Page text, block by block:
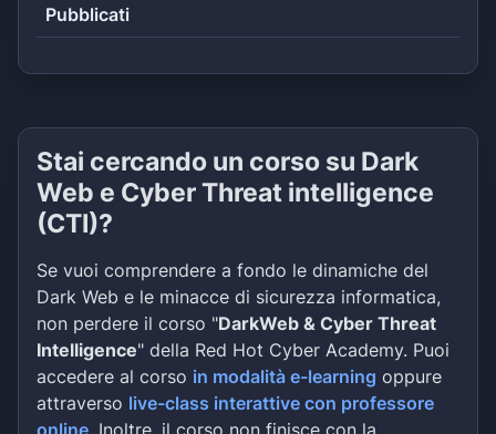
Pubblicati
Stai cercando un corso su Dark
Web e Cyber Threat intelligence
(CTI)?
Se vuoi comprendere a fondo le dinamiche del
Dark Web e le minacce di sicurezza informatica,
non perdere il corso "DarkWeb & Cyber Threat
Intelligence" della Red Hot Cyber Academy. Puoi
accedere al corso in modalità e-learning oppure
attraverso live-class interattive con professore
online. Inoltre, il corso non finisce con la